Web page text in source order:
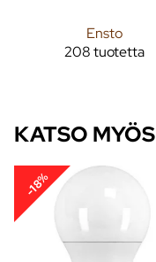
Ensto
208 tuotetta
KATSO MYÖS
-18%